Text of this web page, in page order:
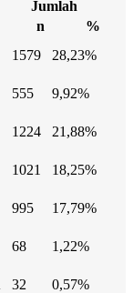
Jumlah
n
%
1579 28,23%
555 9,92%
1224 21,88%
1021 18,25%
995 17,79%
68 1,22%
32 0,57%